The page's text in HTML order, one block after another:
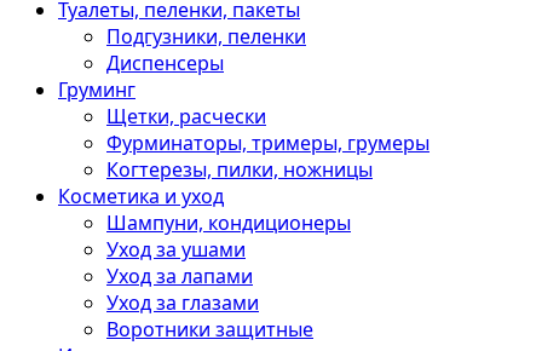
Туалеты, пеленки, пакеты
Подгузники, пеленки
Диспенсеры
Груминг
Щетки, расчески
Фурминаторы, тримеры, грумеры
Когтерезы, пилки, ножницы
Косметика и уход
Шампуни, кондиционеры
Уход за ушами
Уход за лапами
Уход за глазами
Воротники защитные